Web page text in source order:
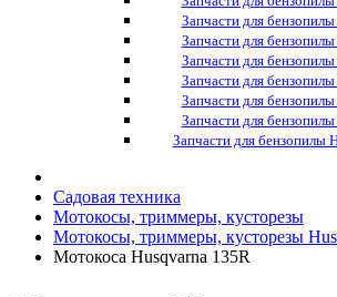
Запчасти для
Запчасти для
Запчасти для
Запчасти для
Запчасти для
Запчасти для
Запчасти для бензопилы
Садовая техника
Мотокосы, триммеры, кусторезы
Мотокосы, триммеры, кусторезы
Мотокоса Husqvarna 135R